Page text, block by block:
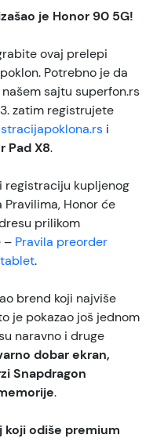
je Honor 90 5G!
ovaj prelepi
Potrebno je da
sajtu superfon.rs
zatim registrujete
i
Pad X8.
registraciju kupljenog
Honor će
prilikom
– Pravila preorder
.
brend koji najviše
je pokazao još jednom
naravno i druge
dobar ekran,
Snapdragon
.
koji odiše premium